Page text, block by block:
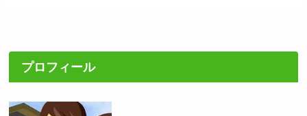
プロフィール